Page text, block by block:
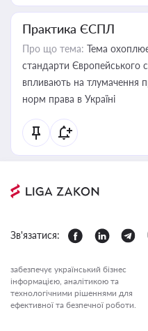
Практика ЄСПЛ
Про що тема: Тема охоплює
стандарти Європейського
впливають на тлумачення
норм права в Україні
Зв'язатися:
забезпечує український бізнес
інформацією, аналітикою та
технологічними рішеннями для
ефективної та безпечної роботи.